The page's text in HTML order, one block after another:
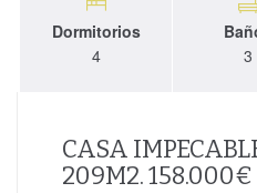
Dormitorios
4
3
CASA
209M2. 158.000€